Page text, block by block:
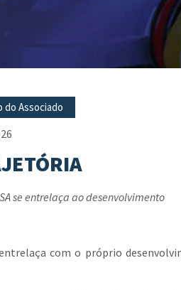
do Associado
se entrelaça ao desenvolvimento
com o próprio